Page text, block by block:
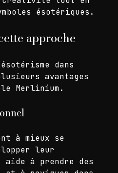
aux élèves
créativité tout en
dans
avantages
à mieux se
leur